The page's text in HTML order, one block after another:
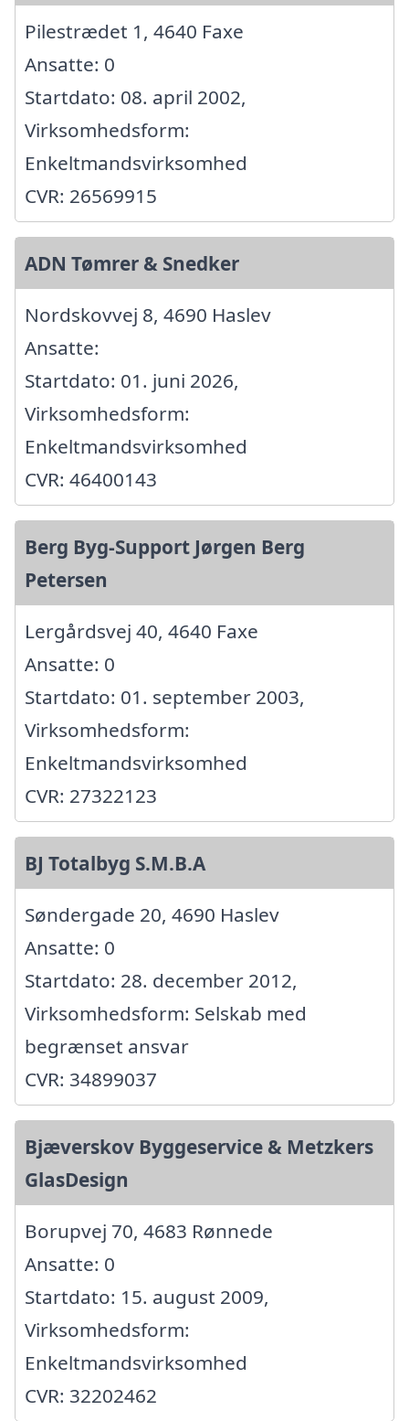
Pilestrædet 1, 4640 Faxe
Ansatte: 0
Startdato: 08. april 2002,
Virksomhedsform:
Enkeltmandsvirksomhed
CVR: 26569915
ADN Tømrer & Snedker
Nordskovvej 8, 4690 Haslev
Ansatte:
Startdato: 01. juni 2026,
Virksomhedsform:
Enkeltmandsvirksomhed
CVR: 46400143
Berg Byg-Support Jørgen Berg
Petersen
Lergårdsvej 40, 4640 Faxe
Ansatte: 0
Startdato: 01. september 2003,
Virksomhedsform:
Enkeltmandsvirksomhed
CVR: 27322123
BJ Totalbyg S.M.B.A
Søndergade 20, 4690 Haslev
Ansatte: 0
Startdato: 28. december 2012,
Virksomhedsform: Selskab med
begrænset ansvar
CVR: 34899037
Bjæverskov Byggeservice & Metzkers
GlasDesign
Borupvej 70, 4683 Rønnede
Ansatte: 0
Startdato: 15. august 2009,
Virksomhedsform:
Enkeltmandsvirksomhed
CVR: 32202462